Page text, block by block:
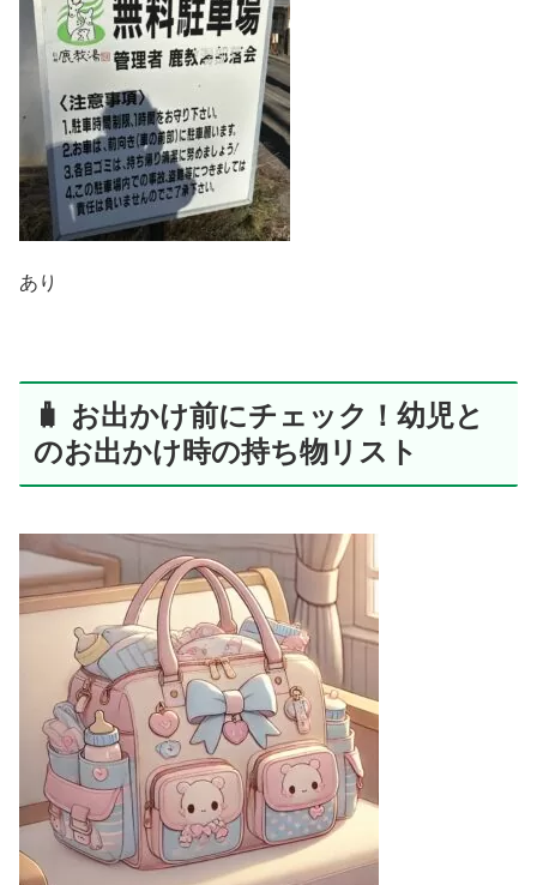
あり
🧳 お出かけ前にチェック！幼児と
のお出かけ時の持ち物リスト